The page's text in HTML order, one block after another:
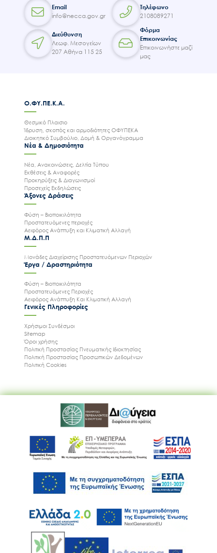
Έργα
Εισιτήρια
Επικοινωνία
Email
info@necca.gov.gr
Τηλέφωνο
2108089271
Διεύθυνση
Λεωφ. Μεσογείων
207 Αθήνα 115 25
Φόρμα
Επικοινωνίας
Επικοινωνήστε μαζί
μας
Ο.ΦΥ.ΠΕ.Κ.Α.
Θεσμικό Πλαισιο
Ίδρυση, σκοπός και αρμοδιότητες ΟΦΥΠΕΚΑ
Διοικητικό Συμβούλιο, Δομή & Οργανόγραμμα
Νέα & Δημοσιότητα
Νέα, Ανακοινώσεις, Δελτία Τύπου
Εκθέσεις & Αναφορές
Προκηρύξεις & Διαγωνισμοί
Προσεχείς Εκδηλώσεις
Άξονες Δράσεις
Φύση – Βιοποικιλότητα
Προστατευόμενες περιοχές
Αειφόρος Ανάπτυξη και Κλιματική Αλλαγή
Μ.Δ.Π.Π
Μονάδες Διαχείρισης Προστατευόμενων Περιοχών
Έργα / Δραστηριότητα
Φύση – Βιοποικιλότητα
Προστατευόμενες Περιοχές
Αειφόρος Ανάπτυξη Και Κλιματική Αλλαγή
Γενικές Πληροφορίες
Χρήσιμοι Συνδέσμοι
Sitemap
Όροι χρήσης
Πολιτική Προστασίας Πνευματικής Ιδιοκτησίας
Πολιτική Προστασίας Προσωπικών Δεδομένων
Πολιτική Cookies